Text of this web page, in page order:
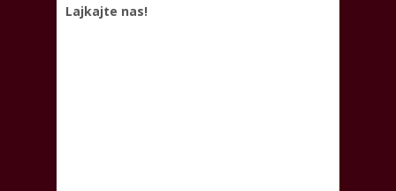
Lajkajte nas!